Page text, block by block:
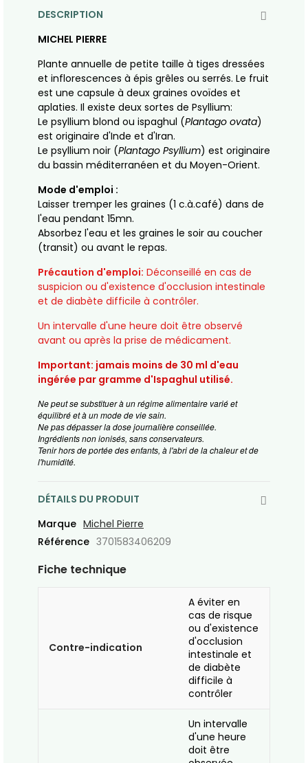
DESCRIPTION
MICHEL PIERRE
Plante annuelle de petite taille à tiges dressées
et inflorescences à épis grêles ou serrés. Le fruit
est une capsule à deux graines ovoïdes et
aplaties. Il existe deux sortes de Psyllium:
Le psyllium blond ou ispaghul (Plantago ovata)
est originaire d'Inde et d'Iran.
Le psyllium noir (Plantago Psyllium) est originaire
du bassin méditerranéen et du Moyen-Orient.
Mode d'emploi :
Laisser tremper les graines (1 c.à.café) dans de
l'eau pendant 15mn.
Absorbez l'eau et les graines le soir au coucher
(transit) ou avant le repas.
Précaution d'emploi: Déconseillé en cas de
suspicion ou d'existence d'occlusion intestinale
et de diabète difficile à contrôler.
Un intervalle d'une heure doit être observé
avant ou après la prise de médicament.
Important: jamais moins de 30 ml d'eau
ingérée par gramme d'Ispaghul utilisé.
Ne peut se substituer à un régime alimentaire varié et
équilibré et à un mode de vie sain.
Ne pas dépasser la dose journalière conseillée.
Ingrédients non ionisés, sans conservateurs.
Tenir hors de portée des enfants, à l'abri de la chaleur et de
l'humidité.
DÉTAILS DU PRODUIT
Marque Michel Pierre
Référence 3701583406209
Fiche technique
Contre-indication
A éviter en
cas de risque
ou d'existence
d'occlusion
intestinale et
de diabète
difficile à
contrôler
Un intervalle
d'une heure
doit être